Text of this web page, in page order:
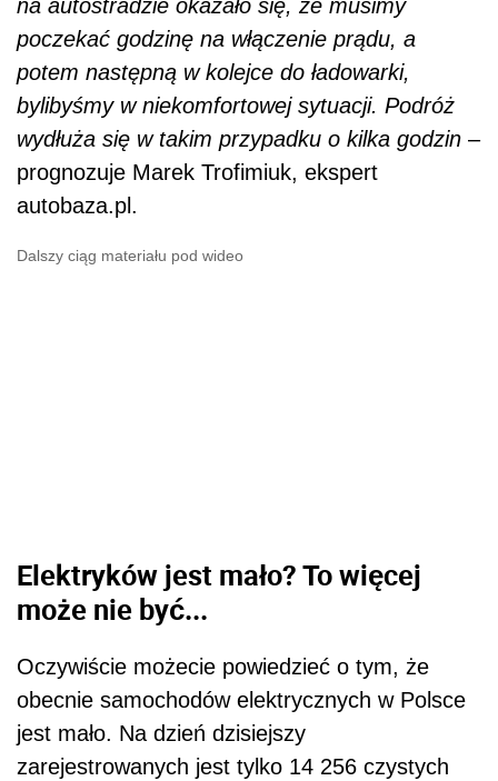
na autostradzie okazało się, że musimy
poczekać godzinę na włączenie prądu, a
potem następną w kolejce do ładowarki,
bylibyśmy w niekomfortowej sytuacji. Podróż
wydłuża się w takim przypadku o kilka godzin –
prognozuje Marek Trofimiuk, ekspert
autobaza.pl.
Dalszy ciąg materiału pod wideo
Elektryków jest mało? To więcej
może nie być...
Oczywiście możecie powiedzieć o tym, że
obecnie samochodów elektrycznych w Polsce
jest mało. Na dzień dzisiejszy
zarejestrowanych jest tylko 14 256 czystych